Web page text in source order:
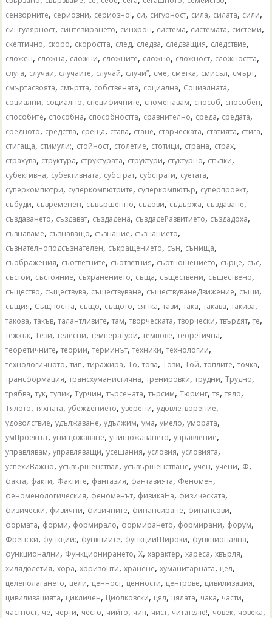
сензорните, сериозни, сериозно!, си, сигурност, сила, силата, сили,
сингулярност, синтезирането, синхрон, система, системата, системи,
скептично, скоро, скоростта, след, следва, следващия, следствие,
сложен, сложна, сложни, сложните, сложно, сложност, сложността,
слуга, случаи, случаите, случай, случи”, сме, сметка, смисъл, смърт,
смъртасвоята, смъртта, собствената, социална, Социалната,
социални, социално, специфичните, споменавам, способ, способен,
способите, способна, способността, сравнително, среда, средата,
средното, средства, среща, става, стане, старческата, статията, стига,
стигаща, стимули;, стойност, столетие, стотици, страна, страх,
страхува, структура, структурата, структури, стуктурно, стъпки,
субективна, субективната, субстрат, субстрати, суетата,
суперкомпютри, суперкомпютрите, суперкомпютър, суперпроект,
събуди, съвременен, съвършенно, съдови, съдържа, създаване,
създаването, създават, създадена, създадеРазвитието, създадоха,
съзнаваме, съзнаващо, съзнание, съзнанието,
съзнателноподсъзнателен, съкращението, сън, сънища,
съображения, съответните, съответния, съотношението, сърце, със,
състои, състояние, съхранението, съща, съществени, съществено,
същество, съществува, съществуване, съществуванеДвижение, същи,
същия, Същността, също, същото, сянка,тази,така,такава,такива,
такова,такъв,талантливите,там,творческата,творчески,твърдят,те,
тежкък,Тези,телесни,температури,темпове,теоретична,
теоретичните,теории,терминът,техники,технологии,
технологичното,тип,тиражира,То,това,Този,Той,топлите,точка,
трансформация,трансхуманистична,тренировки,трудни,Трудно,
трябва,тук,тупик,Турчин,търсената,търсим,Тюринг,тя,тяло,
Тялото,тяхната,убеждението,уверени,удовлетворение,
удоволствие,удължаване,удължим,ума,умело,умората,
умПроектът,унищожаване,унищожаването,управление,
управлявам,управляващи,усещания,условия,условията,
успехиВажно,усъвършенствал,усъвършенстване,учен,учени, Ф,
факта, факти, Фактите, фантазия, фантазията, Феномен,
феноменологическия, феноменът, физикаНа, физическата,
физически, физични, физичните, финансиране, финансови,
формата, форми, формирало, формирането, формирани, форум,
Френски, функции:, функциите, функцииШироки, функционална,
функционални, Функционирането,Х,характер,хареса,хвърля,
хилядолетия,хора,хоризонти,хранене,хуманитарната, цел,
целеполагането, цели, ценност, ценности, центрове, цивилизация,
цивилизацията, цикличен, Циолковски, цял, цялата, чака, части,
частност, че, черти, често, чийто, чип, чист, читателю!, човек, човека,